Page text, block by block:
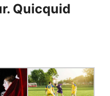
Quicquid